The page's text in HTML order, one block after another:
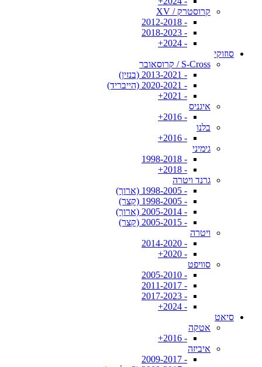
קרוסטרק / XV
- 2012-2018
- 2018-2023
- 2024+
סוזוקי
S-Cross / קרוסאובר
- 2013-2021 (בנזין)
- 2020-2021 (הייבריד)
- 2021+
איגניס
- 2016+
בלנו
- 2016+
גימיני
- 1998-2018
- 2018+
גרנד ויטרה
- 1998-2005 (ארוך)
- 1998-2005 (קצר)
- 2005-2014 (ארוך)
- 2005-2015 (קצר)
ויטרה
- 2014-2020
- 2020+
סוויפט
- 2005-2010
- 2011-2017
- 2017-2023
- 2024+
סיאט
אטקה
- 2016+
איביזה
- 2009-2017